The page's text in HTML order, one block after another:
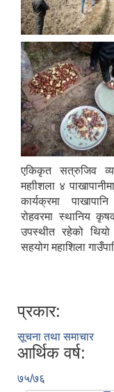
एकिकृत सत्रुजिव
महाीशला ४
कार्यक्रमा
रोहवरमा स्थानिय
उपस्थीत रहेको
सहयोग महाशिला
प्रकार:
सूचना तथा समाचार
आर्थिक वर्ष:
७५/७६